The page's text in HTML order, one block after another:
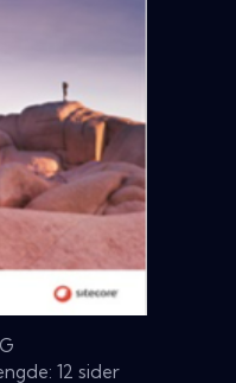
12 sider